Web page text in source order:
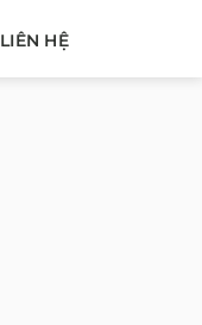
LIÊN HỆ